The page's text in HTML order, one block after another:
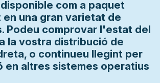
com a paquet
una gran varietat de
Podeu comprovar l'estat del
la vostra distribució de
o continueu llegint per
en altres sistemes operatius